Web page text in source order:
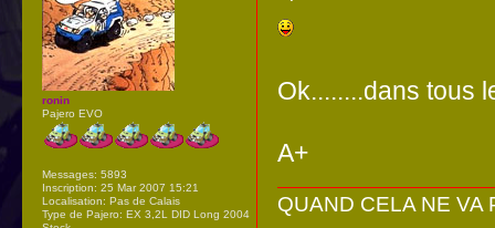
Ok........dans tous
A+
QUAND CELA NE VA
ronin
Pajero EVO
Messages: 5893
Inscription: 25 Mar 2007 15:21
Localisation: Pas de Calais
Type de Pajero: EX 3,2L DID Long 2004